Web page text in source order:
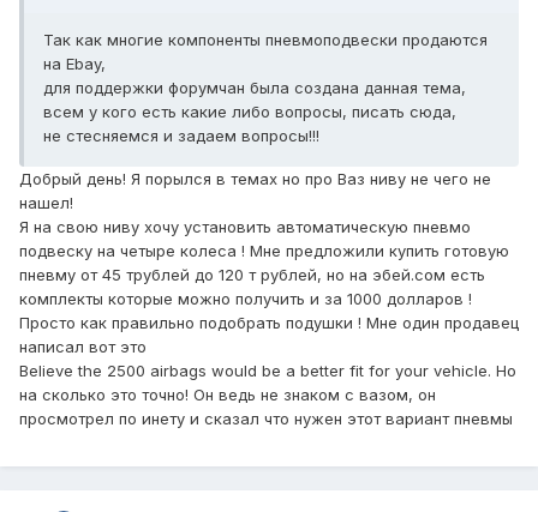
Так как многие компоненты пневмоподвески продаются
на Ebay,
для поддержки форумчан была создана данная тема,
всем у кого есть какие либо вопросы, писать сюда,
не стесняемся и задаем вопросы!!!
Добрый день! Я порылся в темах но про Ваз ниву не чего не
нашел!
Я на свою ниву хочу установить автоматическую пневмо
подвеску на четыре колеса ! Мне предложили купить готовую
пневму от 45 трублей до 120 т рублей, но на эбей.сом есть
комплекты которые можно получить и за 1000 долларов !
Просто как правильно подобрать подушки ! Мне один продавец
написал вот это
Believe the 2500 airbags would be a better fit for your vehicle. Но
на сколько это точно! Он ведь не знаком с вазом, он
просмотрел по инету и сказал что нужен этот вариант пневмы